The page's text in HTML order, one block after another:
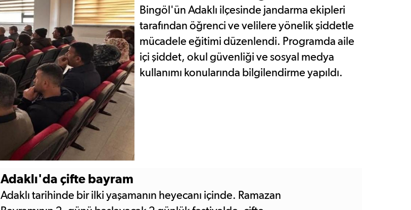
Bingöl'ün Adaklı ilçesinde jandarma ekipleri
tarafından öğrenci ve velilere yönelik şiddetle
mücadele eğitimi düzenlendi. Programda aile
içi şiddet, okul güvenliği ve sosyal medya
kullanımı konularında bilgilendirme yapıldı.
Adaklı'da çifte bayram
Adaklı tarihinde bir ilki yaşamanın heyecanı içinde. Ramazan